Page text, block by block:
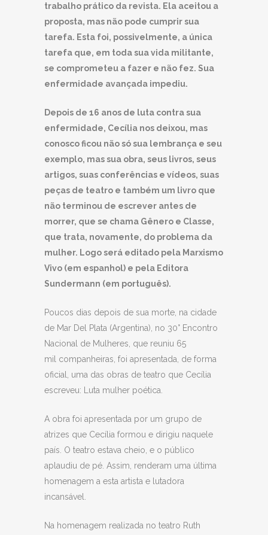
trabalho prático da revista. Ela aceitou a
proposta, mas não pode cumprir sua
tarefa. Esta foi, possivelmente, a única
tarefa que, em toda sua vida militante,
se comprometeu a fazer e não fez. Sua
enfermidade avançada impediu.
Depois de 16 anos de luta contra sua
enfermidade, Cecília nos deixou, mas
conosco ficou não só sua lembrança e seu
exemplo, mas sua obra, seus livros, seus
artigos, suas conferências e vídeos, suas
peças de teatro e também um livro que
não terminou de escrever antes de
morrer, que se chama Gênero e Classe,
que trata, novamente, do problema da
mulher. Logo será editado pela Marxismo
Vivo (em espanhol) e pela Editora
Sundermann (em português).
Poucos dias depois de sua morte, na cidade
de Mar Del Plata (Argentina), no 30° Encontro
Nacional de Mulheres, que reuniu 65
mil companheiras, foi apresentada, de forma
oficial, uma das obras de teatro que Cecília
escreveu: Luta mulher poética.
A obra foi apresentada por um grupo de
atrizes que Cecília formou e dirigiu naquele
país. O teatro estava cheio, e o público
aplaudiu de pé. Assim, renderam uma última
homenagem a esta artista e lutadora
incansável.
Na homenagem realizada no teatro Ruth